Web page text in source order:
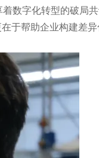
数字化转型的破局
于帮助企业构建差